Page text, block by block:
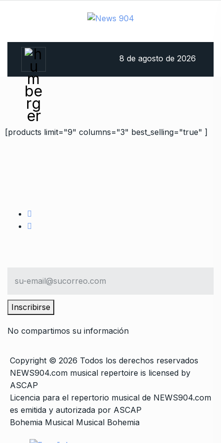
8 de agosto de 2026
[products limit="9" columns="3" best_selling="true" ]
Inscribirse
No compartimos su información
Copyright © 2026 Todos los derechos reservados
NEWS904.com musical repertoire is licensed by
ASCAP
Licencia para el repertorio musical de NEWS904.com
es emitida y autorizada por ASCAP
Bohemia Musical Musical Bohemia